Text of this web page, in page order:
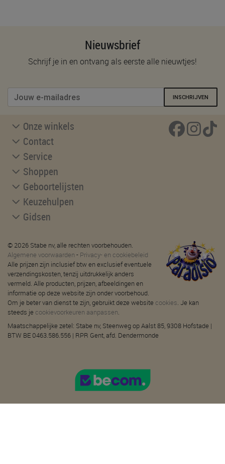
Nieuwsbrief
Schrijf je in en ontvang als eerste alle nieuwtjes!
INSCHRIJVEN
Onze winkels
Contact
Service
Shoppen
Geboortelijsten
Keuzehulpen
Gidsen
© 2026 Stabe nv, alle rechten voorbehouden.
Algemene voorwaarden - Privacy- en cookiebeleid
Alle prijzen zijn inclusief btw en exclusief eventuele
verzendingskosten, tenzij uitdrukkelijk anders
vermeld. Alle producten, prijzen, afbeeldingen en
informatie op deze website zijn onder voorbehoud.
Om je beter van dienst te zijn, gebruikt deze website cookies. Je kan
steeds je cookievoorkeuren aanpassen.
Maatschappelijke zetel: Stabe nv, Steenweg op Aalst 85, 9308 Hofstade |
BTW BE 0463.586.556 | RPR Gent, afd. Dendermonde